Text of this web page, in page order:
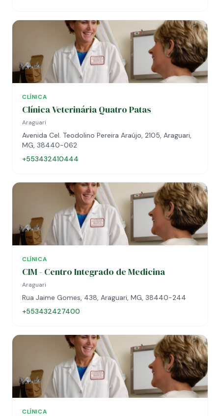
CLÍNICA
Clínica Veterinária Quatro Patas
Araguari
Avenida Cel. Teodolino Pereira Araújo, 2105, Araguari,
MG, 38440-062
+553432410444
CLÍNICA
CIM - Centro Integrado de Medicina
Araguari
Rua Jaime Gomes, 438, Araguari, MG, 38440-244
+553432427400
CLÍNICA